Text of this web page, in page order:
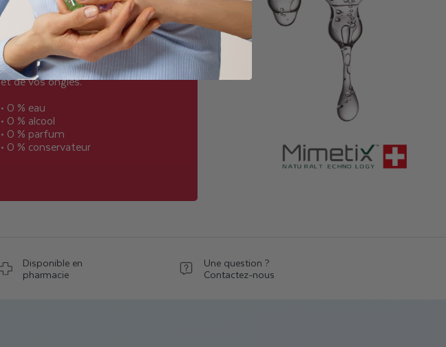
PODERM®, développés avec la
technologie Mimetix, préviennent les
affections cutanées et s'adaptent au
pH de votre peau, pour un soin
respectueux et efficace de vos pieds
et de vos ongles.
• 0 % eau
• 0 % alcool
• 0 % parfum
• 0 % conservateur
Disponible en
pharmacie
Une question ?
Contactez-nous